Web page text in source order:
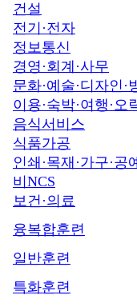
건설
전기·전자
정보통신
경영·회계·사무
문화·예술·디자인·
이용·숙박·여행·오
음식서비스
식품가공
인쇄·목재·가구·공예
비NCS
보건·의료
융복합훈련
일반훈련
특화훈련